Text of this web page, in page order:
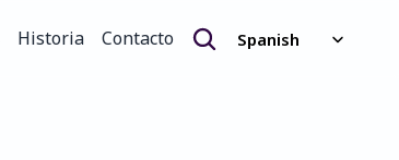
Historia
Contacto
Spanish